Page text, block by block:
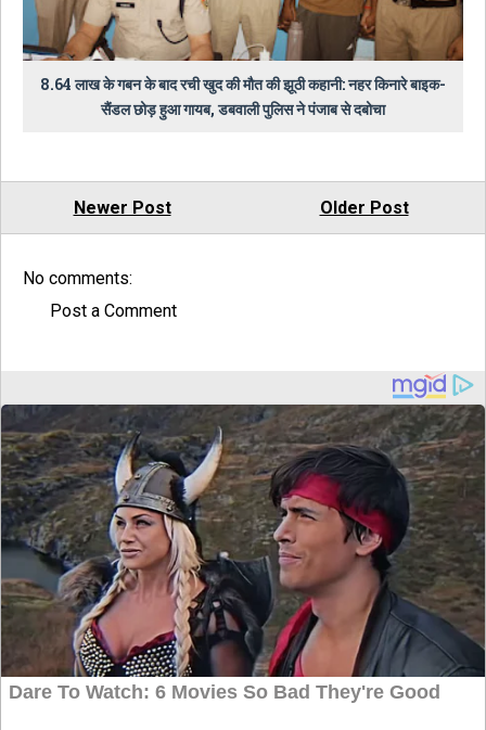
8.64 लाख के गबन के बाद रची खुद की मौत की झूठी कहानी: नहर किनारे बाइक-
सैंडल छोड़ हुआ गायब, डबवाली पुलिस ने पंजाब से दबोचा
Newer Post Older Post
No comments:
Post a Comment